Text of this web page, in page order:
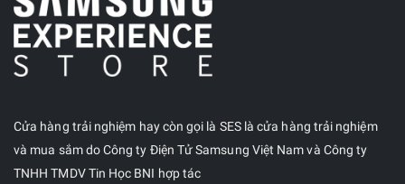
Cửa hàng trải nghiệm hay còn gọi là SES là cửa hàng trải nghiệm
và mua sắm do Công ty Điện Tử Samsung Việt Nam và Công ty
TNHH TMDV Tin Học BNI hợp tác